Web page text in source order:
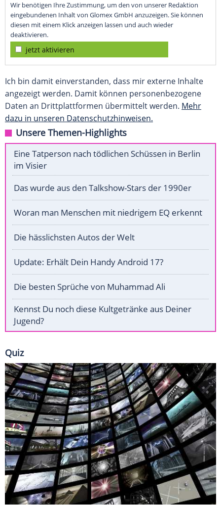
Wir benötigen Ihre Zustimmung, um den von unserer Redaktion
eingebundenen Inhalt von Glomex GmbH anzuzeigen. Sie können
diesen mit einem Klick anzeigen lassen und auch wieder
deaktivieren.
jetzt aktivieren
Ich bin damit einverstanden, dass mir externe Inhalte
angezeigt werden. Damit können personenbezogene
Daten an Drittplattformen übermittelt werden. Mehr
dazu in unseren Datenschutzhinweisen.
Unsere Themen-Highlights
Eine Tatperson nach tödlichen Schüssen in Berlin
im Visier
Das wurde aus den Talkshow-Stars der 1990er
Woran man Menschen mit niedrigem EQ erkennt
Die hässlichsten Autos der Welt
Update: Erhält Dein Handy Android 17?
Die besten Sprüche von Muhammad Ali
Kennst Du noch diese Kultgetränke aus Deiner
Jugend?
Quiz